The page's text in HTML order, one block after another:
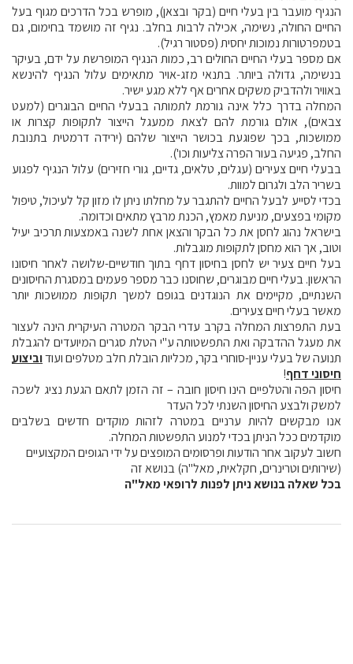
הנגיף מועבר בין בעלי חיים (בקר ובצאן), מופרש בכל הדרכים מגוף בעל
החיים החולה, נשימה, אכילה לרבות בחלב. נגיף זה מושמד בחימום, גם
בטמפרטורות נמוכות יחסית (פסטור רגיל).
אם מספר בעלי החיים החולים רב, כמות הנגיף המופרשת על ידם, בעיקר
בנשימה, גדולה ביותר. בתנאי מזג-אויר מתאימים עלול הנגיף להינשא
באוויר ולהדביק משקים אחרים אף ללא מגע ישיר.
המחלה בדרך כלל אינה גורמת לתמותה בבעלי החיים הבוגרים (למעט
צבאים), אולם גורמת להם לצאת ממעגל הייצור לתקופות קצרות או
ממושכות, בכך שפוגעת בכושר הייצור שלהם (ירידה דרמטית בתנובת
החלב, פגיעה בעור הפרה צליעות וכו').
בבעלי חיים צעירים (עגלים, טלאים, גדיים, גורי חזירים) עלול הנגיף לפגוע
בשריר הלב ולגרום למוות.
בכדי לסייע לבעל החיים להתגבר על מחלתו ניתן לו מזון קל לעיכול, טיפול
מקומי בפצעים, מניעת מאמץ, הכנת מרבץ מתאים וכדומה.
בישראל נהוג לחסן את כל הבקר והצאן אחת לשנה באמצעות תרכיב יעיל
וטוב, אך הוא מחסן לתקופות מוגבלות.
בעל חיים צעיר יש לחסן בחיסון דחף בתוך חודשיים-שלושה לאחר חיסונו
הראשון. בעלי חיים מבוגרים, שחוסנו כבר מספר פעמים במסגרת החיסונים
השנתיים, מקיימים את הנוגדנים בגופם למשך תקופות ממושכות יותר
מאשר בעלי חיים צעירים.
בעת התפרצות המחלה בקרב עדרי הבקר המטרה העיקרית הינה לעצור
את מעגל ההדבקה ואת התפשטותה ע"י הטלת סגרים המיועדים להגבלת
תנועה של בעלי עניין-סוחרי בקר, מכליות הובלת חלב מטלפים ועודוביצוע
חיסוני דחף!
חיסון הפה והטלפיים הינו חיסון חובה – זה הזמן לתאם הגעת נציג לשכה
למשק ולבצע החיסון השנתי לכל העדר
אנו מבקשים להיות ערניים במטרה לזהות מוקדים חדשים בשלבים
מוקדמים ככל הניתן בכדי למנוע התפשטות המחלה.
חשוב לעקוב אחר הודעות ופרסומים המופצים על ידי הגופים המקצועיים
(שירותים וטרינרים, חקלאית, מאל"ה) בנושא זה
בכל שאלה בנושא ניתן לפנות לרופאי מאל"ה